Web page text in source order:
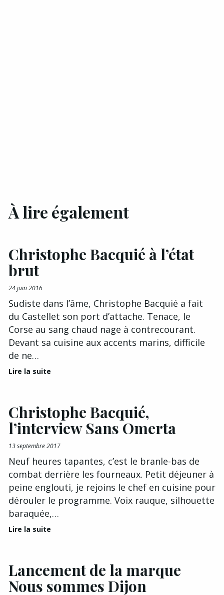
À lire également
Christophe Bacquié à l’état
brut
24 juin 2016
Sudiste dans l’âme, Christophe Bacquié a fait
du Castellet son port d’attache. Tenace, le
Corse au sang chaud nage à contrecourant.
Devant sa cuisine aux accents marins, difficile
de ne…
Lire la suite
Christophe Bacquié,
l’interview Sans Omerta
13 septembre 2017
Neuf heures tapantes, c’est le branle-bas de
combat derrière les fourneaux. Petit déjeuner à
peine englouti, je rejoins le chef en cuisine pour
dérouler le programme. Voix rauque, silhouette
baraquée,…
Lire la suite
Lancement de la marque
Nous sommes Dijon